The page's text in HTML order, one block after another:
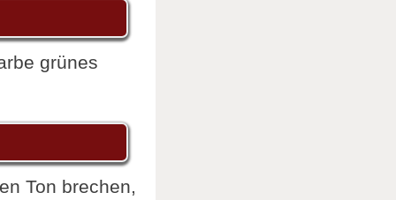
grünes
Ton brechen,